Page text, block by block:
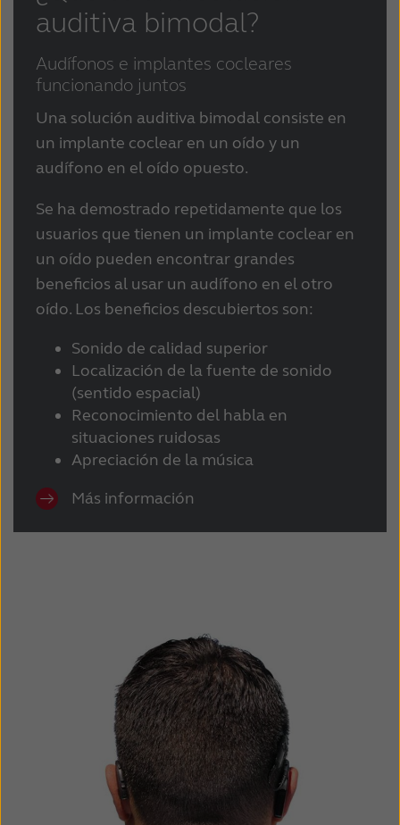
Schweiz Suisse
Suomi Sverige
United States Österreich
عربي 日本
auditiva bimodal?
Audífonos e implantes cocleares
funcionando juntos
Una solución auditiva bimodal consiste en
un implante coclear en un oído y un
audífono en el oído opuesto.
Se ha demostrado repetidamente que los
usuarios que tienen un implante coclear en
un oído pueden encontrar grandes
beneficios al usar un audífono en el otro
oído. Los beneficios descubiertos son:
Sonido de calidad superior
Localización de la fuente de sonido
(sentido espacial)
Reconocimiento del habla en
situaciones ruidosas
Apreciación de la música
Más información